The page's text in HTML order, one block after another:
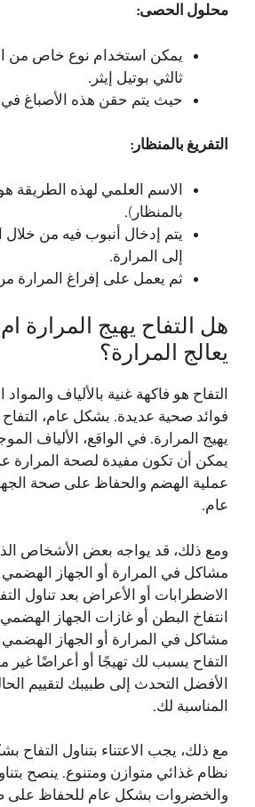
محلول الحصى:
يمكن استخدام نوع خاص من
ثالثي بوتيل إيثر.
حيث يتم حقن هذه الأصباغ في
التفريغ بالمنظار:
الاسم العلمي لهذه الطريقة
بالمنظار).
يتم إدخال أنبوب فيه من خلال
إلى المرارة.
ثم يعمل على إفراغ المرارة
هل التفاح يهيج المرارة
يعالج المرارة؟
التفاح هو فاكهة غنية بالألياف
فوائد صحية عديدة. بشكل عام،
يهيج المرارة. في الواقع، الألياف
يمكن أن تكون مفيدة لصحة
عملية الهضم والحفاظ على صحة
عام.
ومع ذلك، قد يواجه بعض الأشخاص
مشاكل في المرارة أو الجهاز
الاضطرابات أو الأعراض بعد تناول
انتفاخ البطن أو غازات الجهاز
مشاكل في المرارة أو الجهاز الهضمي
التفاح يسبب لك تهيجًا أو أعراضًا
الأفضل التحدث إلى طبيبك لتقييم
المناسبة لك.
مع ذلك، يجب الاعتناء بتناول
نظام غذائي متوازن ومتنوع. ينصح
والخضروات بشكل عام للحفاظ على